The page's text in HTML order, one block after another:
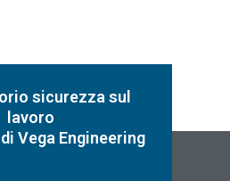
sicurezza sul
lavoro
Vega Engineering